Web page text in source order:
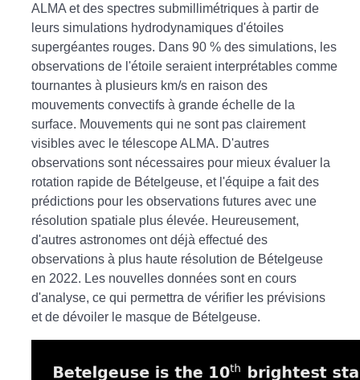
ALMA et des spectres submillimétriques à partir de
leurs simulations hydrodynamiques d'étoiles
supergéantes rouges. Dans 90 % des simulations, les
observations de l'étoile seraient interprétables comme
tournantes à plusieurs km/s en raison des
mouvements convectifs à grande échelle de la
surface. Mouvements qui ne sont pas clairement
visibles avec le télescope ALMA. D'autres
observations sont nécessaires pour mieux évaluer la
rotation rapide de Bételgeuse, et l'équipe a fait des
prédictions pour les observations futures avec une
résolution spatiale plus élevée. Heureusement,
d'autres astronomes ont déjà effectué des
observations à plus haute résolution de Bételgeuse
en 2022. Les nouvelles données sont en cours
d'analyse, ce qui permettra de vérifier les prévisions
et de dévoiler le masque de Bételgeuse.